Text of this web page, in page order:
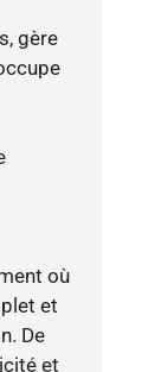
gère
où
et
De
et